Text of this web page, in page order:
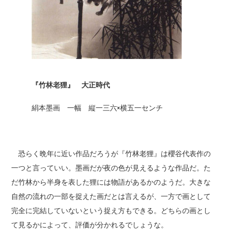
『竹林老狸』 大正時代
絹本墨画 一幅 縦一三六×横五一センチ
恐らく晩年に近い作品だろうが『竹林老狸』は櫻谷代表作の
一つと言っていい。墨画だが夜の色が見えるような作品だ。た
だ竹林から半身を表した狸には物語があるかのようだ。大きな
自然の流れの一部を捉えた画だとは言えるが、一方で画として
完全に完結していないという捉え方もできる。どちらの画とし
て見るかによって、評価が分かれるでしょうな。